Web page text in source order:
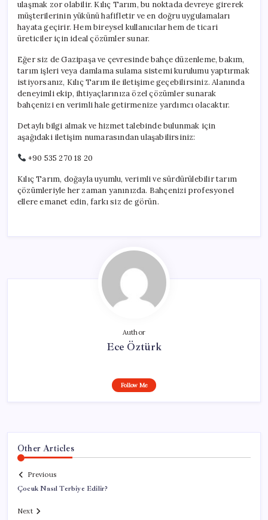
ulaşmak zor olabilir. Kılıç Tarım, bu noktada devreye girerek
müşterilerinin yükünü hafifletir ve en doğru uygulamaları
hayata geçirir. Hem bireysel kullanıcılar hem de ticari
üreticiler için ideal çözümler sunar.
Eğer siz de Gazipaşa ve çevresinde bahçe düzenleme, bakım,
tarım işleri veya damlama sulama sistemi kurulumu yaptırmak
istiyorsanız, Kılıç Tarım ile iletişime geçebilirsiniz. Alanında
deneyimli ekip, ihtiyaçlarınıza özel çözümler sunarak
bahçenizi en verimli hale getirmenize yardımcı olacaktır.
Detaylı bilgi almak ve hizmet talebinde bulunmak için
aşağıdaki iletişim numarasından ulaşabilirsiniz:
+90 535 270 18 20
Kılıç Tarım, doğayla uyumlu, verimli ve sürdürülebilir tarım
çözümleriyle her zaman yanınızda. Bahçenizi profesyonel
ellere emanet edin, farkı siz de görün.
Author
Ece Öztürk
Follow Me
Other Articles
Previous
Çocuk Nasıl Terbiye Edilir?
Next